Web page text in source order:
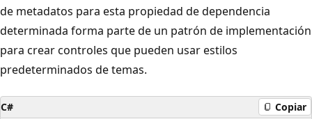
de metadatos para esta propiedad de dependencia
determinada forma parte de un patrón de implementación
para crear controles que pueden usar estilos
predeterminados de temas.
C# Copiar